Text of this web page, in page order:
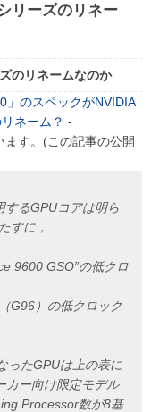
リーズのリネー
のリネームなのか
」のスペックがNVIDIA
ネーム？ -
す。(この記事の公開
るGPUコアは明ら
すに，
9600 GSO”の低クロ
G96）の低クロック
ったGPUは上の表に
カー向け限定モデル
Processor数が8基